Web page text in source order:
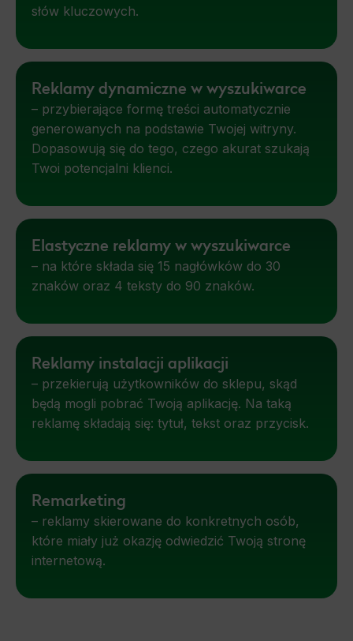
słów kluczowych.
Reklamy dynamiczne w wyszukiwarce
– przybierające formę treści automatycznie
generowanych na podstawie Twojej witryny.
Dopasowują się do tego, czego akurat szukają
Twoi potencjalni klienci.
Elastyczne reklamy w wyszukiwarce
– na które składa się 15 nagłówków do 30
znaków oraz 4 teksty do 90 znaków.
Reklamy instalacji aplikacji
– przekierują użytkowników do sklepu, skąd
będą mogli pobrać Twoją aplikację. Na taką
reklamę składają się: tytuł, tekst oraz przycisk.
Remarketing
– reklamy skierowane do konkretnych osób,
które miały już okazję odwiedzić Twoją stronę
internetową.